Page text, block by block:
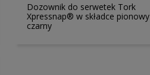
Dozownik do serwetek Tork
Xpressnap® w składce pionowy
czarny